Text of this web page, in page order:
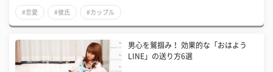
#恋愛 #彼氏 #カップル
男心を鷲掴み！ 効果的な「おはよう
LINE」の送り方6選